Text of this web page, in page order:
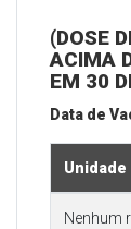
(DOSE
ACIMA
EM 30
Data de
Unidade
Nenhum